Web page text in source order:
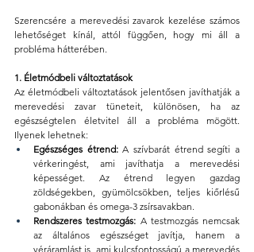
Szerencsére a merevedési zavarok kezelése számos
lehetőséget kínál, attól függően, hogy mi áll a
probléma hátterében.
1. Életmódbeli változtatások
Az életmódbeli változtatások jelentősen javíthatják a
merevedési zavar tüneteit, különösen, ha az
egészségtelen életvitel áll a probléma mögött.
Ilyenek lehetnek:
Egészséges étrend: A szívbarát étrend segíti a
vérkeringést, ami javíthatja a merevedési
képességet. Az étrend legyen gazdag
zöldségekben, gyümölcsökben, teljes kiőrlésű
gabonákban és omega-3 zsírsavakban.
Rendszeres testmozgás: A testmozgás nemcsak
az általános egészséget javítja, hanem a
véráramlást is, ami kulcsfontosságú a merevedés